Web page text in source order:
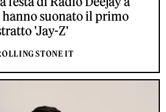
suonato il primo
'Jay-Z'
STONE IT